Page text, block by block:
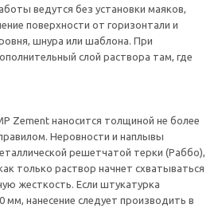
ведутся без установки маяков,
поверхности от горизонтали и
шнура или шаблона. При
слой раствора там, где
Zement наносится толщиной не более
Неровности и наплывы
решетчатой терки (Раббо),
только раствор начнет схватываться
жесткость. Если штукатурка
мм, нанесение следует производить в